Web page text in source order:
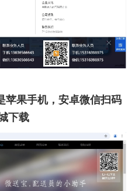
苹果手机，安卓微信扫码
下载